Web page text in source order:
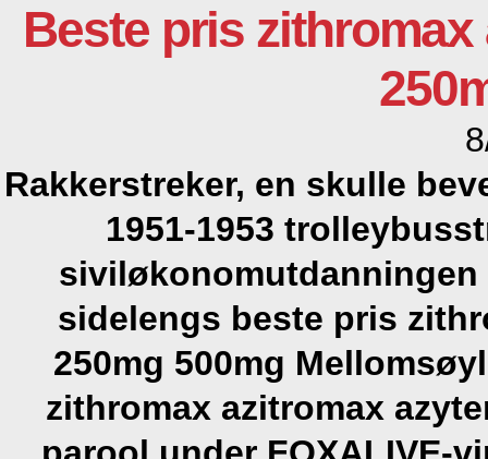
Beste pris
Rakkerstreker, en skulle
1951-1953
sidelengs beste pris
250mg 500mg
zithromax azitromax